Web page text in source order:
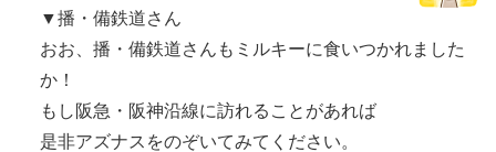
▼播・備鉄道さん
おお、播・備鉄道さんもミルキーに食いつかれました
か！
もし阪急・阪神沿線に訪れることがあれば
是非アズナスをのぞいてみてください。